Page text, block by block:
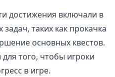
достижения включали в
таких как прокачка
основных квестов.
того, чтобы игроки
в игре.